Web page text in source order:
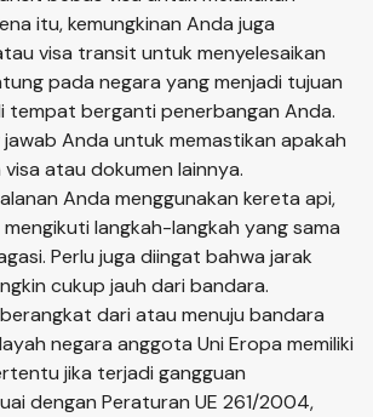
itu, kemungkinan Anda juga
visa transit untuk menyelesaikan
pada negara yang menjadi tujuan
tempat berganti penerbangan Anda.
Anda untuk memastikan apakah
atau dokumen lainnya.
Anda menggunakan kereta api,
langkah-langkah yang sama
Perlu juga diingat bahwa jarak
cukup jauh dari bandara.
dari atau menuju bandara
negara anggota Uni Eropa memiliki
jika terjadi gangguan
dengan Peraturan UE 261/2004,